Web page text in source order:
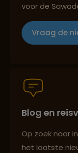
Reizen
Persoonlijk
voor de
Vraag de
Blog en
Op zoek naar
het laatste